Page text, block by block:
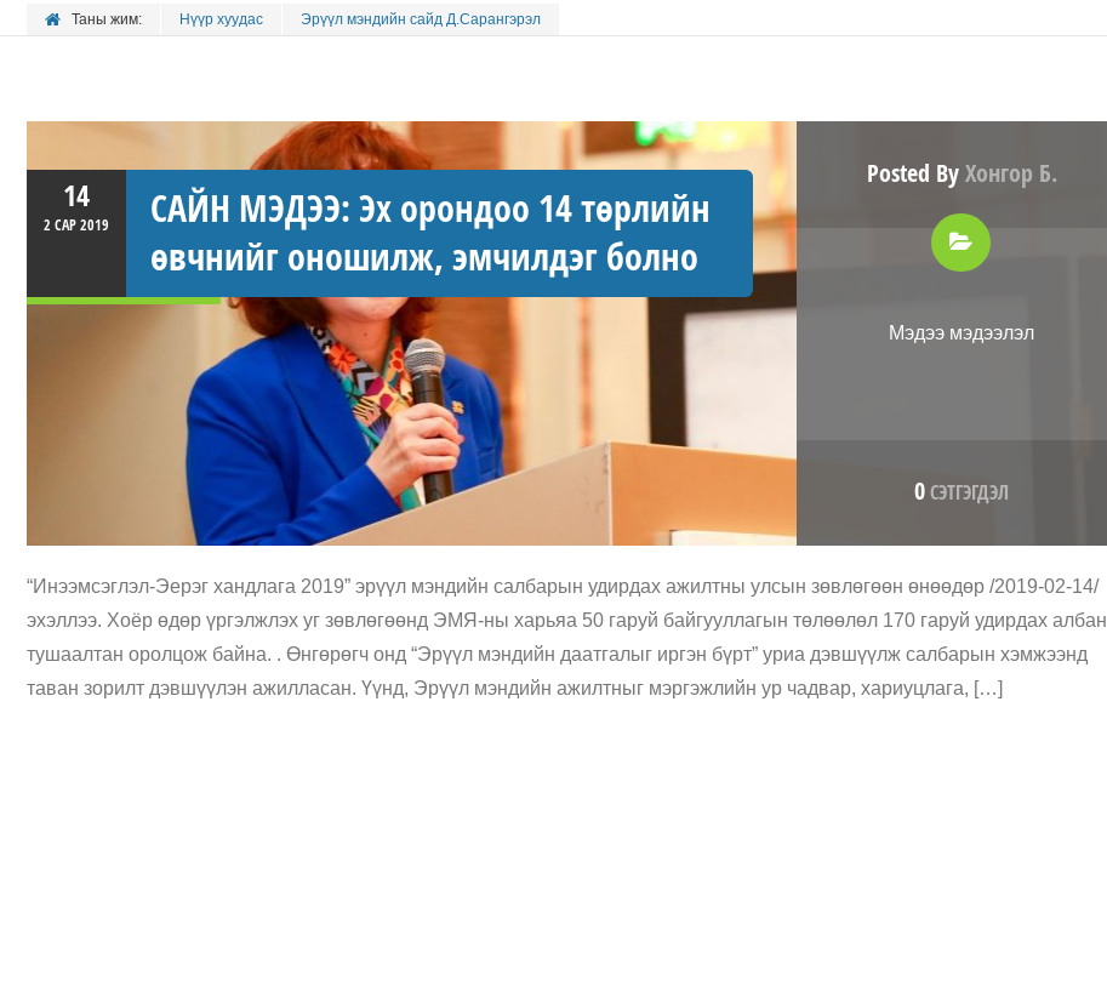
Таны жим: Нүүр хуудас Эрүүл мэндийн сайд Д.Сарангэрэл
14
2 САР2019
САЙН МЭДЭЭ: Эх орондоо 14 төрлийн
өвчнийг оношилж, эмчилдэг болно
Posted ByХонгор Б.
Мэдээ мэдээлэл
0СЭТГЭГДЭЛ
“Инээмсэглэл-Эерэг хандлага 2019” эрүүл мэндийн салбарын удирдах ажилтны улсын зөвлөгөөн өнөөдөр /2019-02-14/
эхэллээ. Хоёр өдөр үргэлжлэх уг зөвлөгөөнд ЭМЯ-ны харьяа 50 гаруй байгууллагын төлөөлөл 170 гаруй удирдах албан
тушаалтан оролцож байна. . Өнгөрөгч онд “Эрүүл мэндийн даатгалыг иргэн бүрт” уриа дэвшүүлж салбарын хэмжээнд
таван зорилт дэвшүүлэн ажилласан. Үүнд, Эрүүл мэндийн ажилтныг мэргэжлийн ур чадвар, хариуцлага, […]